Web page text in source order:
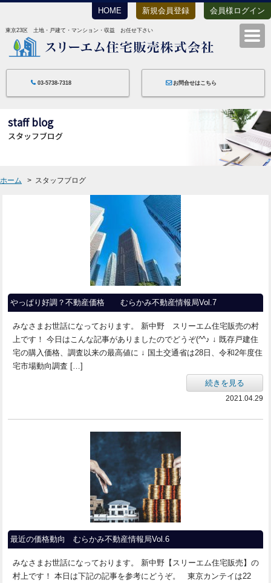
HOME 新規会員登録 会員様ログイン
東京23区 土地・戸建て・マンション・収益 お任せ下さい
03-5738-7318 お問合せはこちら
staff blog
スタッフブログ
ホーム スタッフブログ
やっぱり好調？不動産価格 むらかみ不動産情報局Vol.7
みなさまお世話になっております。 新中野 スリーエム住宅販売の村
上です！ 今日はこんな記事がありましたのでどうぞ(^^♪ ↓ 既存戸建住
宅の購入価格、調査以来の最高値に ↓ 国土交通省は28日、令和2年度住
宅市場動向調査 […]
続きを見る
2021.04.29
最近の価格動向 むらかみ不動産情報局Vol.6
みなさまお世話になっております。 新中野【スリーエム住宅販売】の
村上です！ 本日は下記の記事を参考にどうぞ。 東京カンテイは22